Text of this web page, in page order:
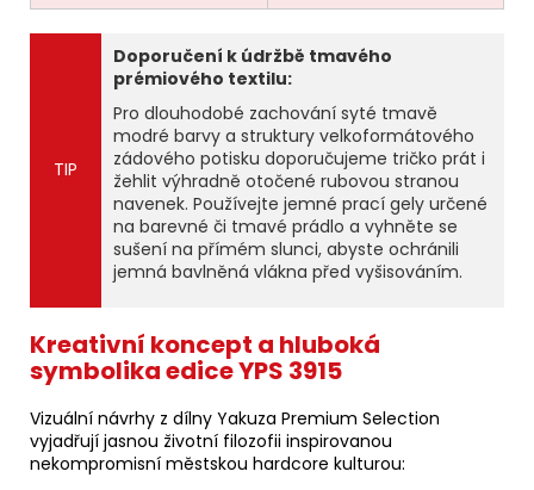
TIP
Doporučení k údržbě tmavého
prémiového textilu:
Pro dlouhodobé zachování syté tmavě
modré barvy a struktury velkoformátového
zádového potisku doporučujeme tričko prát i
žehlit výhradně otočené rubovou stranou
navenek. Používejte jemné prací gely určené
na barevné či tmavé prádlo a vyhněte se
sušení na přímém slunci, abyste ochránili
jemná bavlněná vlákna před vyšisováním.
Kreativní koncept a hluboká
symbolika edice YPS 3915
Vizuální návrhy z dílny Yakuza Premium Selection
vyjadřují jasnou životní filozofii inspirovanou
nekompromisní městskou hardcore kulturou: